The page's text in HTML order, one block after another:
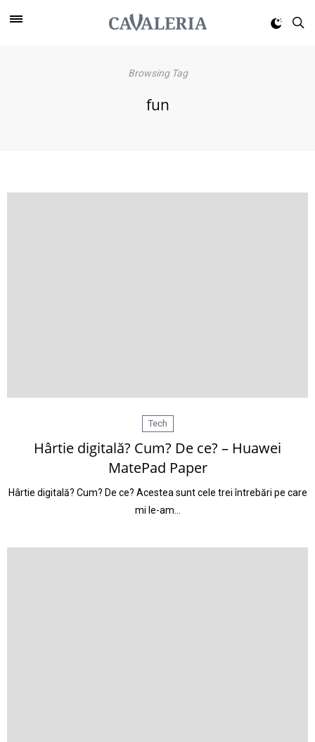
Browsing Tag
fun
Tech
Hârtie digitală? Cum? De ce? – Huawei
MatePad Paper
Hârtie digitală? Cum? De ce? Acestea sunt cele trei întrebări pe care
mi le-am…